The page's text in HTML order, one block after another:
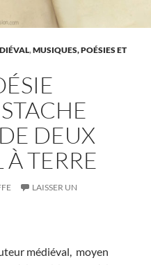
,MUSIQUES, POÉSIES ET
DEUX
À TERRE
LAISSER UN
médiéval, moyen